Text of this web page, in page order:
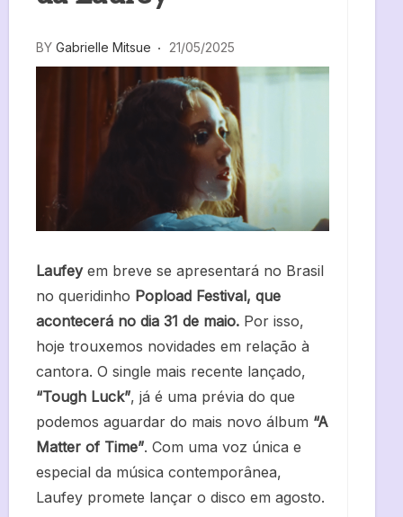
BY Gabrielle Mitsue 21/05/2025
Laufeyem breve se apresentará no Brasil
no queridinho Popload Festival, que
acontecerá no dia 31 de maio. Por isso,
hoje trouxemos novidades em relação à
cantora. O single mais recente lançado,
“Tough Luck”, já é uma prévia do que
podemos aguardar do mais novo álbum “A
Matter of Time”. Com uma voz única e
especial da música contemporânea,
Laufey promete lançar o disco em agosto.